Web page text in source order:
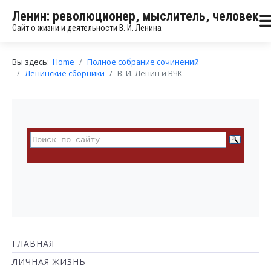
Ленин: революционер, мыслитель, человек
Сайт о жизни и деятельности В. И. Ленина
Вы здесь: Home
Полное собрание сочинений
Ленинские сборники
В. И. Ленин и ВЧК
ГЛАВНАЯ
ЛИЧНАЯ ЖИЗНЬ